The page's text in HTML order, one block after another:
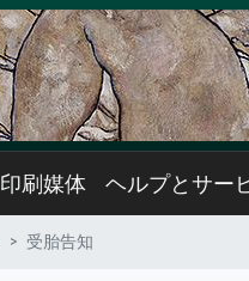
印刷媒体 ヘルプとサー
受胎告知